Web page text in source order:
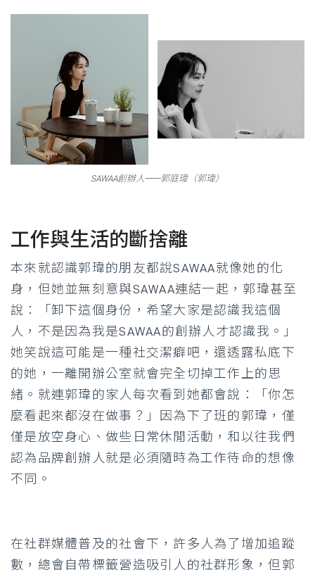
SAWAA創辦人——郭庭瑋（郭瑋）
工作與生活的斷捨離
本來就認識郭瑋的朋友都說SAWAA就像她的化
身，但她並無刻意與SAWAA連結一起，郭瑋甚至
說：「卸下這個身份，希望大家是認識我這個
人，不是因為我是SAWAA的創辦人才認識我。」
她笑說這可能是一種社交潔癖吧，還透露私底下
的她，一離開辦公室就會完全切掉工作上的思
緒。就連郭瑋的家人每次看到她都會說：「你怎
麼看起來都沒在做事？」因為下了班的郭瑋，僅
僅是放空身心、做些日常休閒活動，和以往我們
認為品牌創辦人就是必須隨時為工作待命的想像
不同。
在社群媒體普及的社會下，許多人為了增加追蹤
數，總會自帶標籤營造吸引人的社群形象，但郭